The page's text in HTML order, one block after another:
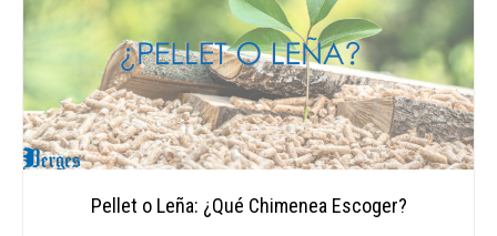
Pellet o Leña: ¿Qué Chimenea Escoger?